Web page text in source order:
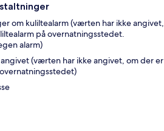
om kuliltealarm (værten har ikke angivet,
på overnatningsstedet.
alarm)
(værten har ikke angivet, om der er